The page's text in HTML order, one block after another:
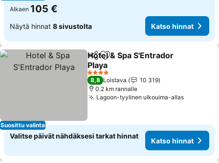
Alkaen 105 €
Näytä hinnat 8 sivustolta Katso hinnat
Suosittu valinta
Jaa Lisää suosikkeihin
Hotel & Spa S'Entrador
Playa
4 Tähtiluokitus
8,8 Loistava
10 319
0.2 km rannalle
Lagoon-tyylinen ulkouima-allas
Valitse päivät nähdäksesi tarkat hinnat
Katso hinnat